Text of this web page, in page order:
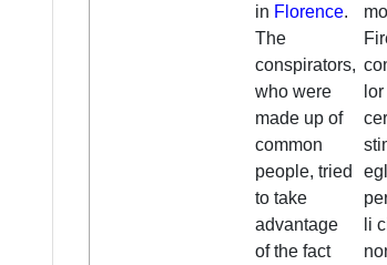
in Florence.
The
conspirators,
who were
made up of
common
people, tried
to take
advantage
of the fact
li